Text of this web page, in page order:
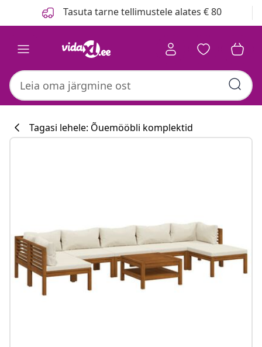
Tasuta tarne tellimustele alates € 80
Tagasi lehele: Õuemööbli komplektid